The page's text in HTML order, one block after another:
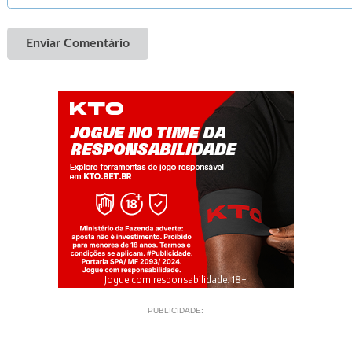
Enviar Comentário
Jogue com responsabilidade. 18+
PUBLICIDADE: